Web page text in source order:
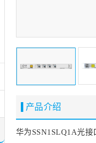
产品介绍
华为SSN1 SLQ1A光接